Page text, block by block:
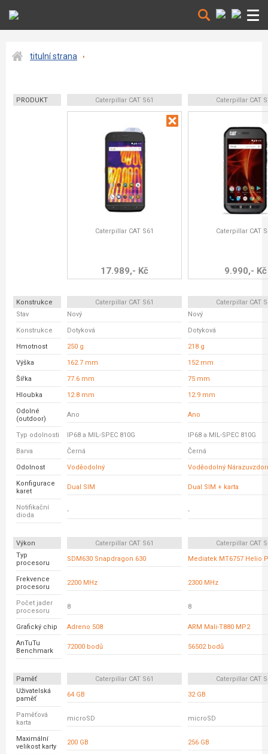
titulní strana
PRODUKT Caterpillar CAT S61 Caterpillar CAT
Caterpillar CAT S61
17.989,- Kč
Caterpillar CAT
9.990,- Kč
Konstrukce Caterpillar CAT S61
Caterpillar CAT
Stav
Nový Nový
Konstrukce Dotyková Dotyková
Hmotnost 250 g 218 g
Výška 162.7 mm 152 mm
Šířka 77.6 mm 75 mm
Hloubka 12.8 mm 12.9 mm
Odolné
(outdoor)
Ano Ano
Typ odolnosti IP68 a MIL-SPEC 810G IP68 a MIL-SPEC 810G
Barva Černá Černá
Odolnost Voděodolný Voděodolný
Konfigurace
karet
Dual SIM Dual SIM + karta
Notifikační
dioda
- -
Výkon Caterpillar CAT S61
Caterpillar CAT
Typ
procesoru
SDM630 Snapdragon 630 Mediatek MT6757 Helio
Frekvence
procesoru
2200 MHz 2300 MHz
Počet jader
procesoru
8 8
Grafický chip Adreno 508 ARM Mali-T880 MP2
AnTuTu
Benchmark
72000 bodů 56502 bodů
Paměť Caterpillar CAT S61
Caterpillar CAT
Uživatelská
paměť
64 GB 32 GB
Paměťová
karta
microSD microSD
Maximální
velikost karty
200 GB 256 GB